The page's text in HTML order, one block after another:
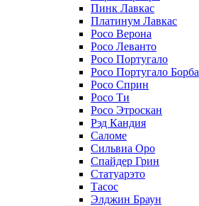
Пинк Лавкаc
Платинум Лавкас
Росо Верона
Росо Леванто
Росо Португало
Росо Португало Борба
Росо Сприн
Росо Ти
Росо Этроскан
Рэд Кандия
Саломе
Сильвиа Оро
Спайдер Грин
Статуарэто
Тасос
Элджин Браун